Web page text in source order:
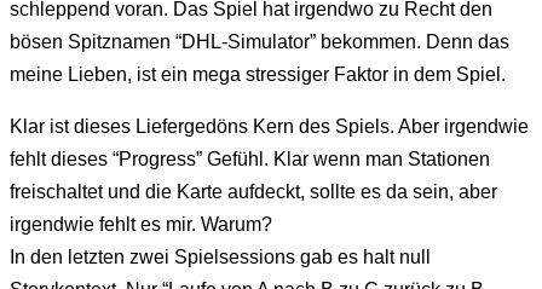
schleppend voran. Das Spiel hat irgendwo zu Recht den
bösen Spitznamen “DHL-Simulator” bekommen. Denn das
meine Lieben, ist ein mega stressiger Faktor in dem Spiel.
Klar ist dieses Liefergedöns Kern des Spiels. Aber irgendwie
fehlt dieses “Progress” Gefühl. Klar wenn man Stationen
freischaltet und die Karte aufdeckt, sollte es da sein, aber
irgendwie fehlt es mir. Warum?
In den letzten zwei Spielsessions gab es halt null